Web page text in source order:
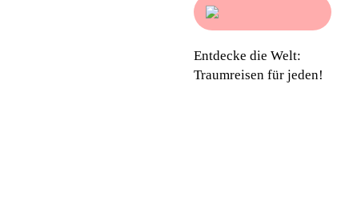
Entdecke die Welt:
Traumreisen für jeden!